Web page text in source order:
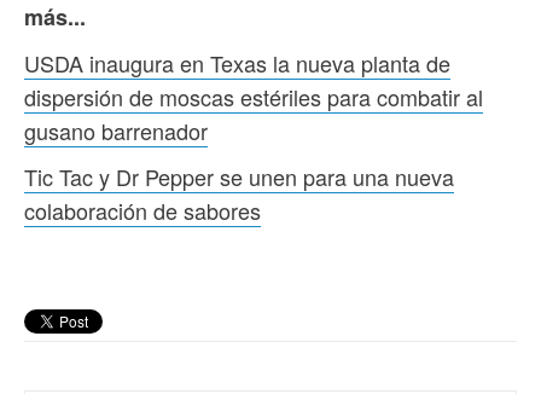
más...
USDA inaugura en Texas la nueva planta de
dispersión de moscas estériles para combatir al
gusano barrenador
Tic Tac y Dr Pepper se unen para una nueva
colaboración de sabores